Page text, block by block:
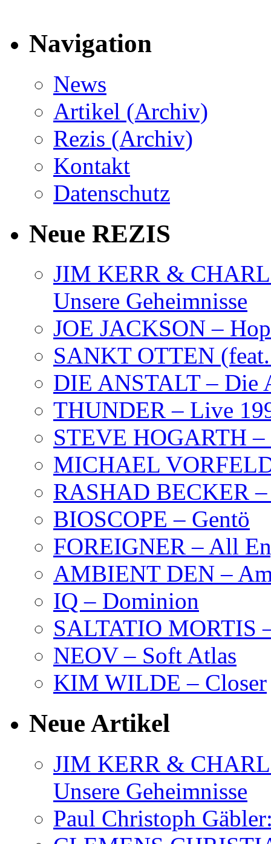
Navigation
News
Artikel (Archiv)
Rezis (Archiv)
Kontakt
Datenschutz
Neue REZIS
JIM KERR &
Unsere Geheimnisse
JOE JACKSON –
SANKT OTTEN
DIE ANSTALT – Die
THUNDER – Live
STEVE HOGARTH –
MICHAEL
RASHAD BECKER
BIOSCOPE – Gentö
FOREIGNER – All
AMBIENT DEN –
IQ – Dominion
SALTATIO MORTIS
NEOV – Soft Atlas
KIM WILDE – Closer
Neue Artikel
JIM KERR &
Unsere Geheimnisse
Paul Christoph